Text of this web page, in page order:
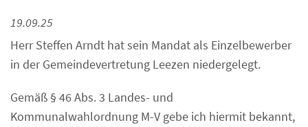
19.09.25
Herr Steffen Arndt hat sein Mandat als Einzelbewerber
in der Gemeindevertretung Leezen niedergelegt.
Gemäß § 46 Abs. 3 Landes- und
Kommunalwahlordnung M-V gebe ich hiermit bekannt,